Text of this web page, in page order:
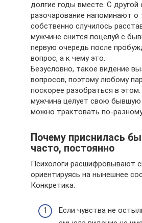
долгие годы вместе. С другой
разочарование напоминают о
собственно случилось
мужчине снится поцелуй с
первую очередь после
вопрос, а к чему это.
Безусловно, такое видение
вопросов, поэтому любому
поскорее разобраться в
мужчина целует свою
можно трактовать по-
Почему приснилась
часто, постоянно
Психологи расшифровывают
ориентируясь на нынешнее
Конкретика:
Если чувства не